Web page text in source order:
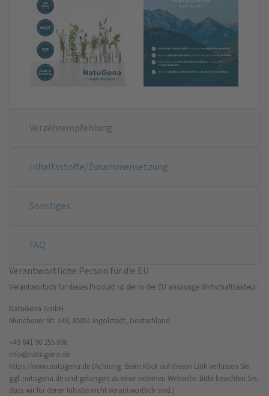
Verzehrempfehlung
Inhaltsstoffe/Zusammensetzung
Sonstiges
FAQ
Verantwortliche Person für die EU
Verantwortlich für dieses Produkt ist der in der EU ansässige Wirtschaftsakteur:
NatuGena GmbH
Münchener Str. 149, 85051 Ingolstadt, Deutschland
+49 841 90 255 000
info@natugena.de
https://www.natugena.de (Achtung: Beim Klick auf diesen Link verlassen Sie
ggf. natugena.de und gelangen zu einer externen Webseite. Bitte beachten Sie,
dass wir für deren Inhalte nicht verantwortlich sind.)